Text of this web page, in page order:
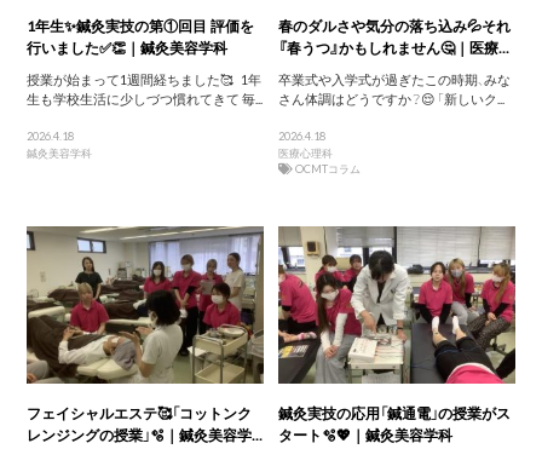
1年生✨鍼灸実技の第①回目 評価を
行いました✅👏｜鍼灸美容学科
授業が始まって1週間経ちました🥰 1年
生も学校生活に少しづつ慣れてきて 毎...
2026.4.18
鍼灸美容学科
春のダルさや気分の落ち込み💦それ
『春うつ』かもしれません🤔｜医療...
卒業式や入学式が過ぎたこの時期、みな
さん体調はどうですか？😌 「新しいク...
2026.4.18
医療心理科
OCMTコラム
フェイシャルエステ🥰「コットンク
レンジングの授業」🫧｜鍼灸美容学...
鍼灸実技の応用「鍼通電」の授業がス
タート🫧💖｜鍼灸美容学科